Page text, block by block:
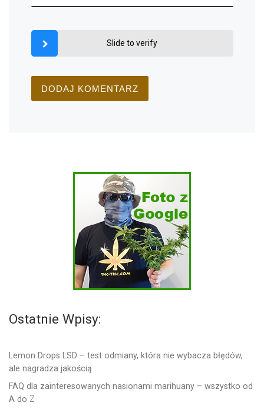
Slide to verify
Ostatnie Wpisy:
Lemon Drops LSD – test odmiany, która nie wybacza błędów,
ale nagradza jakością
FAQ dla zainteresowanych nasionami marihuany – wszystko od
A do Z